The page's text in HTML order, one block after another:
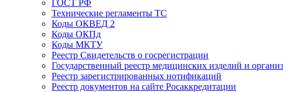
ГОСТ РФ
Технические регламенты ТС
Коды ОКВЕД 2
Коды ОКПд
Коды МКТУ
Реестр Свидетельств о госрегистрации
Государственный реестр медицинских изделий и
Реестр зарегистрированных нотификаций
Реестр документов на сайте Росаккредитации